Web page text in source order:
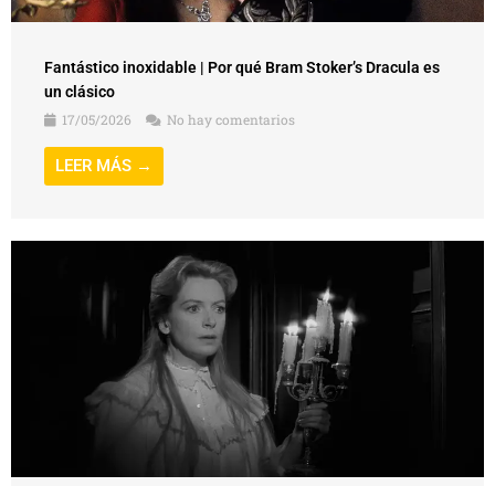
Fantástico inoxidable | Por qué Bram Stoker’s Dracula es
un clásico
17/05/2026
No hay comentarios
LEER MÁS →